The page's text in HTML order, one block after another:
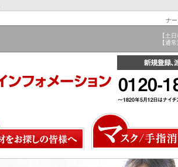
ナ
【土
【通